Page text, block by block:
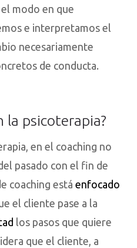
el modo en que
e interpretamos el
necesariamente
de conducta.
la psicoterapia?
en el coaching no
pasado con el fin de
coaching estáenfocado
el cliente pase a la
los pasos que quiere
que el cliente, a